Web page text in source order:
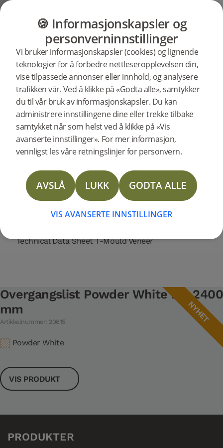
GULV MØBLER PRODUKTER
🍪 Informasjonskapsler og
personverninnstillinger
Vi bruker informasjonskapsler (cookies) og lignende
teknologier for å forbedre nettleseropplevelsen din,
vise tilpassede annonser eller innhold, og analysere
trafikken vår. Ved å klikke på «Godta alle», samtykker
du til vår bruk av informasjonskapsler. Du kan
administrere innstillingene dine eller trekke tilbake
samtykket når som helst ved å klikke på «Vis
avanserte innstillinger». For mer informasjon,
vennligst les våre retningslinjer for personvern.
AVSLÅ LUKK GODTA ALLE
VIS AVANSERTE INNSTILLINGER
Søkestøtte
etter
spesifikke
produkter
20615 Overgangslist Powder White Eik 2400 mm
Brukerstøtte Produktstøtte Gulvlister
Overgangslist Powder White Eik
2400 mm støtte
Technical Data Sheet Reducer
Technical Data Sheet T-mould
Technical Data Sheet Moulding Solid oak
Technical Data Sheet Reducer Veneer
Technical Data Sheet T-Mould Veneer
NYHET
Overgangslist Powder White Eik 2400
mm
Artikkelnummer: 20615
Powder White
VIS PRODUKT
PRODUKTER